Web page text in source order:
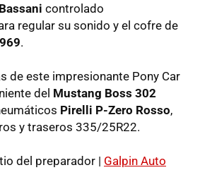
Bassani controlado
regular su sonido y el cofre de
.
de este impresionante Pony Car
del Mustang Boss 302
Pirelli P-Zero Rosso,
y traseros 335/25R22.
del preparador | Galpin Auto